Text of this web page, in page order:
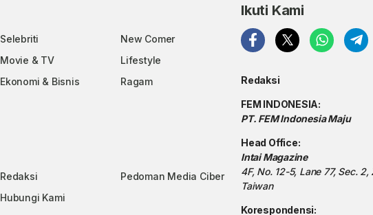
Selebriti
New Comer
Movie & TV
Lifestyle
Ekonomi & Bisnis
Ragam
Redaksi
Pedoman Media Ciber
Hubungi Kami
Ikuti Kami
Redaksi
FEM INDONESIA:
PT. FEM Indonesia Maju
Head Office:
Intai Magazine
4F, No. 12-5, Lane 77, Sec.
Taiwan
Korespondensi: